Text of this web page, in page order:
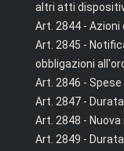
altri atti
Art. 2844 -
Art. 2845 -
obbligazioni
Art. 2846 -
Art. 2847 -
Art. 2848 -
Art. 2849 -